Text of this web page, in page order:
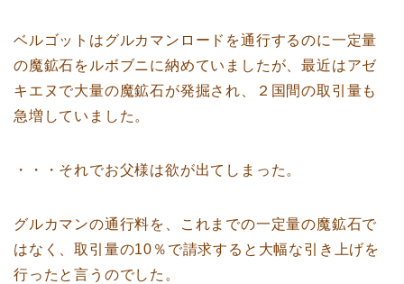
ベルゴットはグルカマンロードを通行するのに一定量
の魔鉱石をルボブニに納めていましたが、最近はアゼ
キエヌで大量の魔鉱石が発掘され、２国間の取引量も
急増していました。
・・・それでお父様は欲が出てしまった。
グルカマンの通行料を、これまでの一定量の魔鉱石で
はなく、取引量の10％で請求すると大幅な引き上げを
行ったと言うのでした。